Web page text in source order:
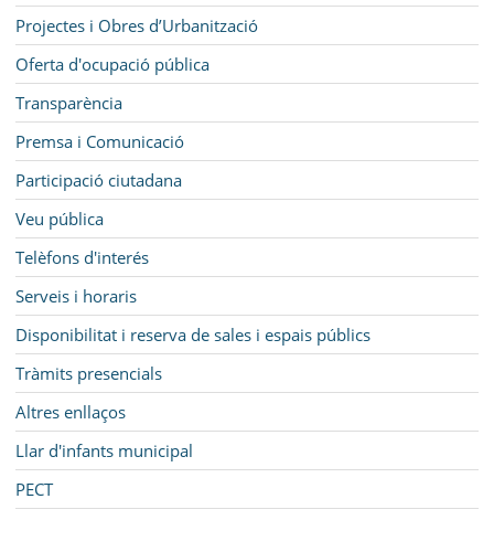
Projectes i Obres d’Urbanització
Oferta d'ocupació pública
Transparència
Premsa i Comunicació
Participació ciutadana
Veu pública
Telèfons d'interés
Serveis i horaris
Disponibilitat i reserva de sales i espais públics
Tràmits presencials
Altres enllaços
Llar d'infants municipal
PECT